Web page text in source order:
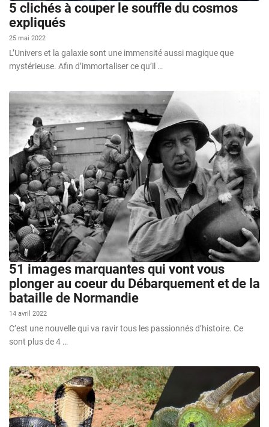
5 clichés à couper le souffle du cosmos
expliqués
25 mai 2022
L’Univers et la galaxie sont une immensité aussi magique que
mystérieuse. Afin d’immortaliser ce qu’il …
51 images marquantes qui vont vous
plonger au coeur du Débarquement et de la
bataille de Normandie
14 avril 2022
C’est une nouvelle qui va ravir tous les passionnés d’histoire. Ce
sont plus de 4 …